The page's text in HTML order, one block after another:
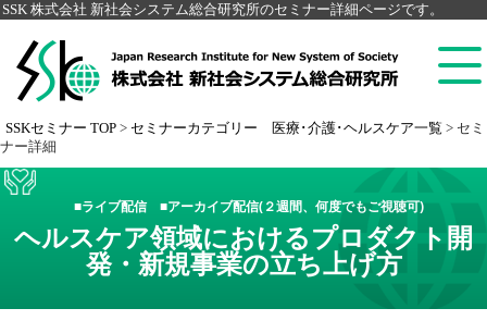
SSK 株式会社 新社会システム総合研究所のセミナー詳細ページです。
SSKセミナー TOP > セミナーカテゴリー 医療･介護･ヘルスケア一覧 > セミ
ナー詳細
■ライブ配信 ■アーカイブ配信(２週間、何度でもご視聴可)
ヘルスケア領域におけるプロダクト開
発・新規事業の立ち上げ方